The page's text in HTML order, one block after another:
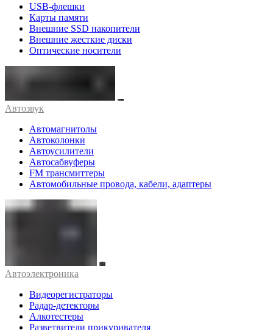
USB-флешки
Карты памяти
Внешние SSD накопители
Внешние жесткие диски
Оптические носители
Автозвук
Автомагнитолы
Автоколонки
Автоусилители
Автосабвуферы
FM трансмиттеры
Автомобильные провода, кабели, адаптеры
Автоэлектроника
Видеорегистраторы
Радар-детекторы
Алкотестеры
Разветвители прикуривателя